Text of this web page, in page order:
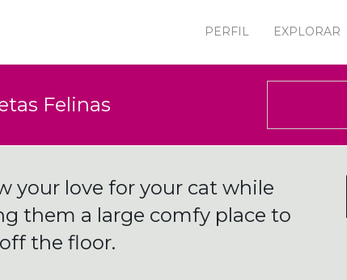
PERFIL EXPLORAR
Felinas
your love for your cat while
them a large comfy place to
the floor.